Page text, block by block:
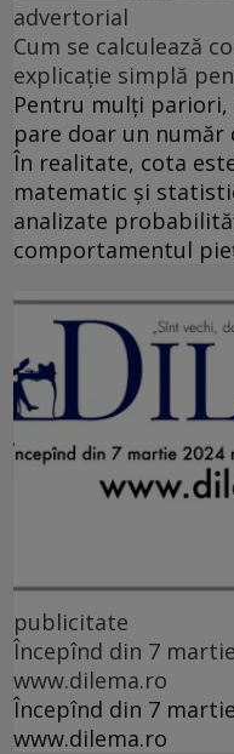
advertorial
Cum se calculează
explicație simplă
Pentru mulți pariori,
pare doar un
În realitate, cota
matematic și
analizate
comportamentul
publicitate
Începînd din 7
www.dilema.ro
Începînd din 7
www.dilema.ro